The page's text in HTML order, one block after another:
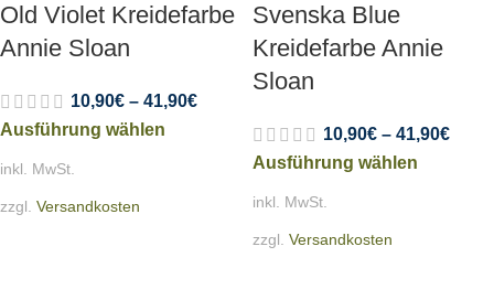
Old Violet Kreidefarbe
Annie Sloan
10,90€ – 41,90€
Ausführung wählen
inkl. MwSt.
zzgl. Versandkosten
Svenska Blue
Kreidefarbe Annie
Sloan
10,90€ – 41,90€
Ausführung wählen
inkl. MwSt.
zzgl. Versandkosten